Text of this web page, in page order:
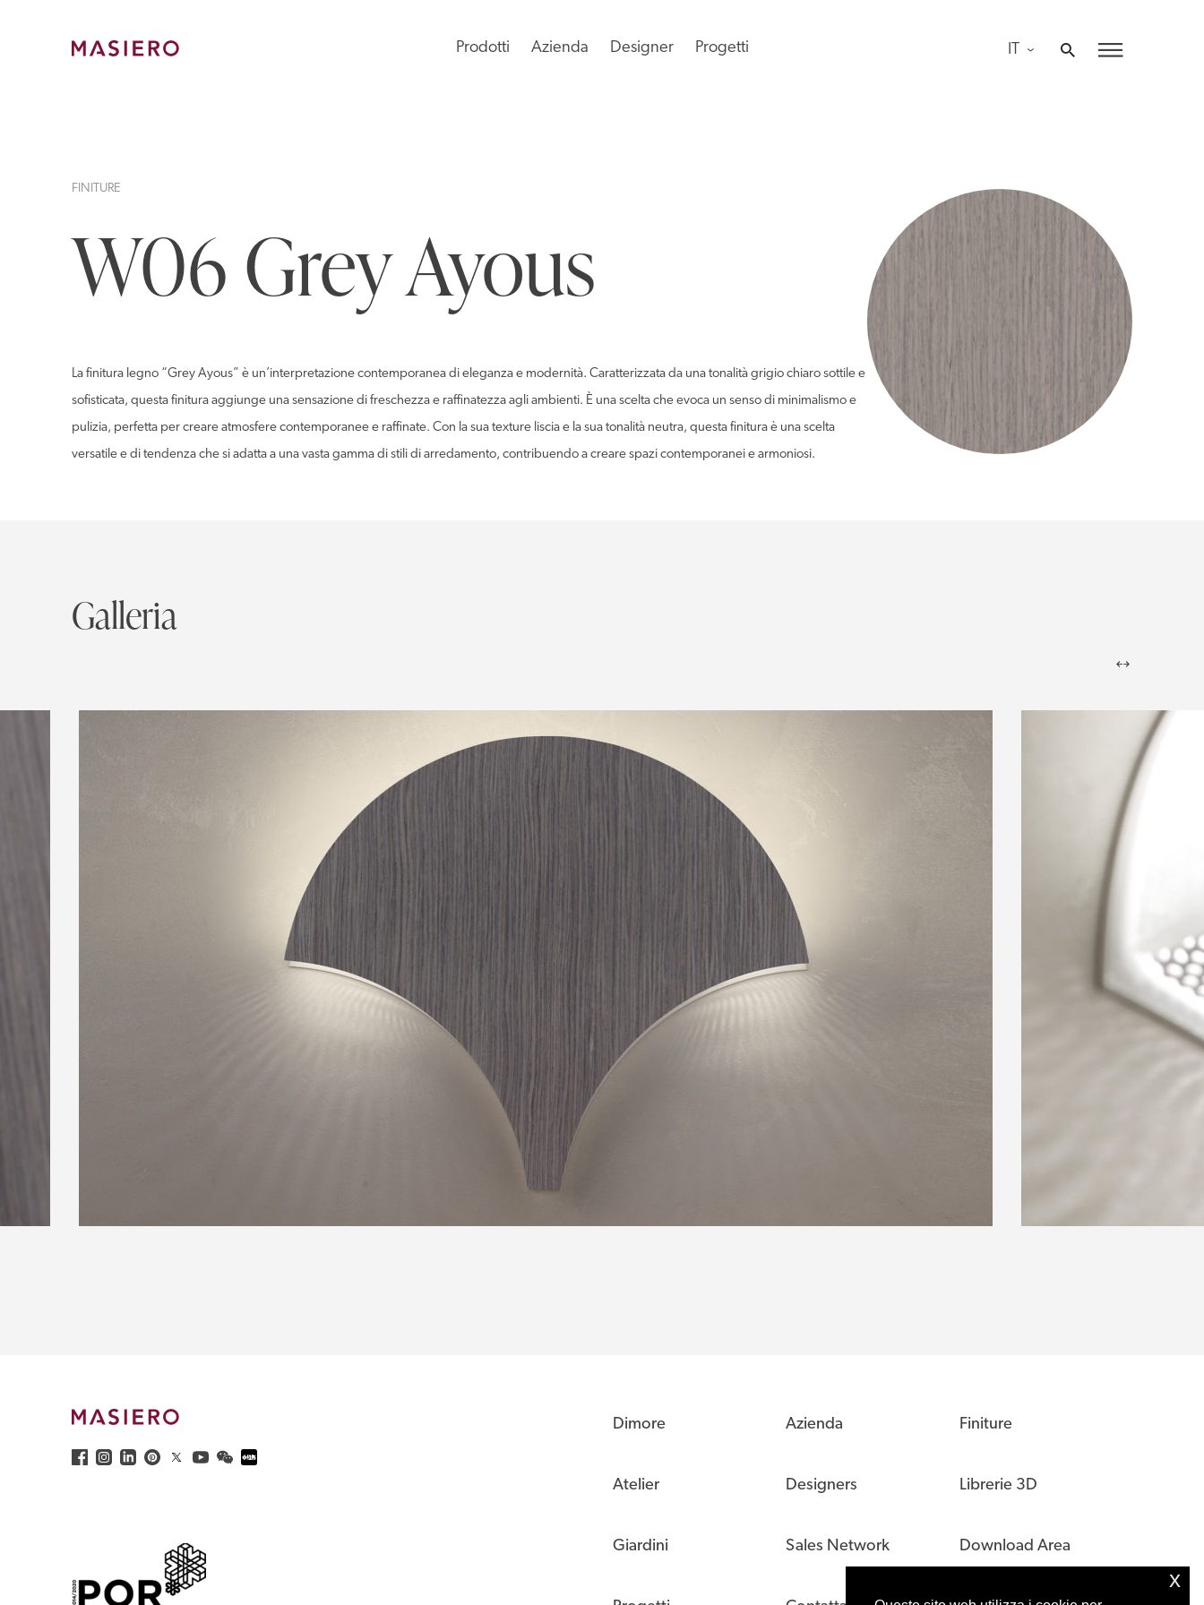
x
Prodotti Azienda Designer Progetti IT
FINITURE
W06 Grey Ayous
La finitura legno “Grey Ayous” è un’interpretazione contemporanea di eleganza e modernità. Caratterizzata da una tonalità grigio chiaro sottile e
sofisticata, questa finitura aggiunge una sensazione di freschezza e raffinatezza agli ambienti. È una scelta che evoca un senso di minimalismo e
pulizia, perfetta per creare atmosfere contemporanee e raffinate. Con la sua texture liscia e la sua tonalità neutra, questa finitura è una scelta
versatile e di tendenza che si adatta a una vasta gamma di stili di arredamento, contribuendo a creare spazi contemporanei e armoniosi.
Galleria
Dimore
Atelier
Giardini
Azienda
Designers
Sales Network
Finiture
Librerie 3D
Download Area